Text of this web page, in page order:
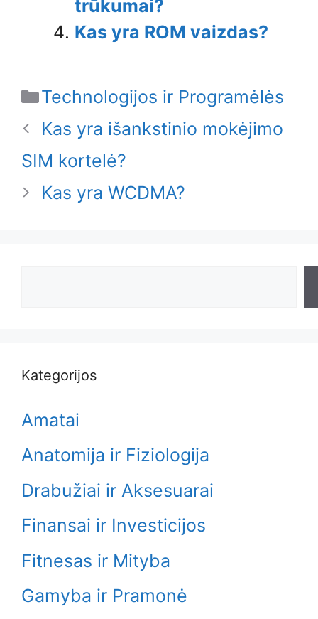
trūkumai?
Kas yra ROM vaizdas?
Categories
Technologijos ir Programėlės
Kas yra išankstinio mokėjimo
SIM kortelė?
Kas yra WCDMA?
Kategorijos
Amatai
Anatomija ir Fiziologija
Drabužiai ir Aksesuarai
Finansai ir Investicijos
Fitnesas ir Mityba
Gamyba ir Pramonė